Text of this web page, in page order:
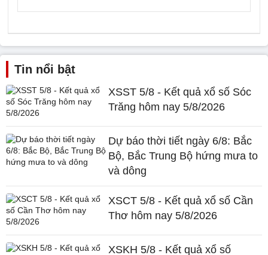
Tin nổi bật
XSST 5/8 - Kết quả xổ số Sóc
Trăng hôm nay 5/8/2026
Dự báo thời tiết ngày 6/8: Bắc
Bộ, Bắc Trung Bộ hứng mưa to
và dông
XSCT 5/8 - Kết quả xổ số Cần
Thơ hôm nay 5/8/2026
XSKH 5/8 - Kết quả xổ số